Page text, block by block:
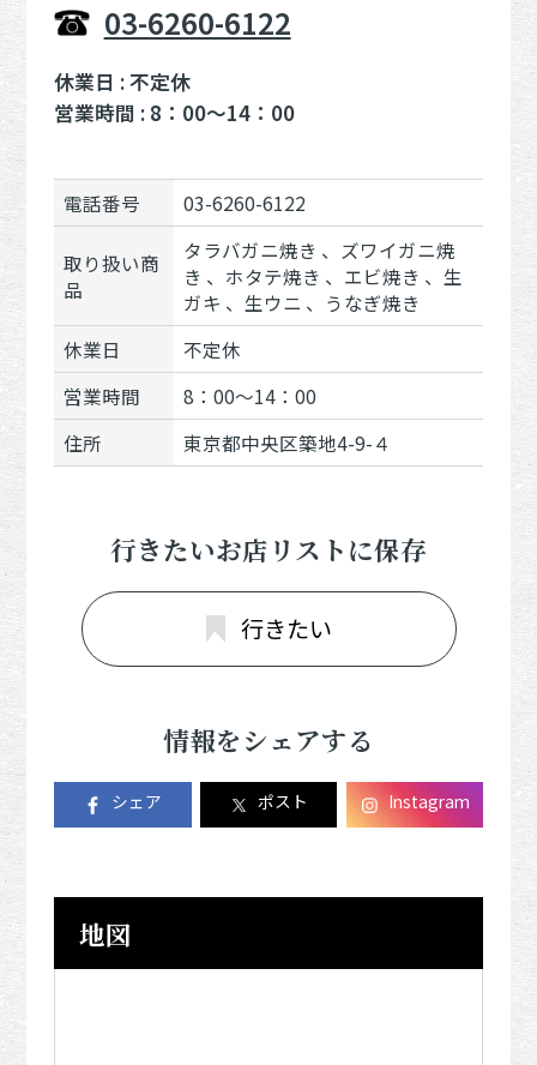
03-6260-6122
休業日 : 不定休
営業時間 : 8：00～14：00
電話番号 03-6260-6122
取り扱い商
品
タラバガニ焼き 、ズワイガニ焼
き 、ホタテ焼き 、エビ焼き 、生
ガキ 、生ウニ 、うなぎ焼き
休業日
不定休
営業時間
8：00～14：00
住所
東京都中央区築地4-9-４
行きたいお店リストに保存
行きたい
情報をシェアする
シェア ポスト Instagram
地図